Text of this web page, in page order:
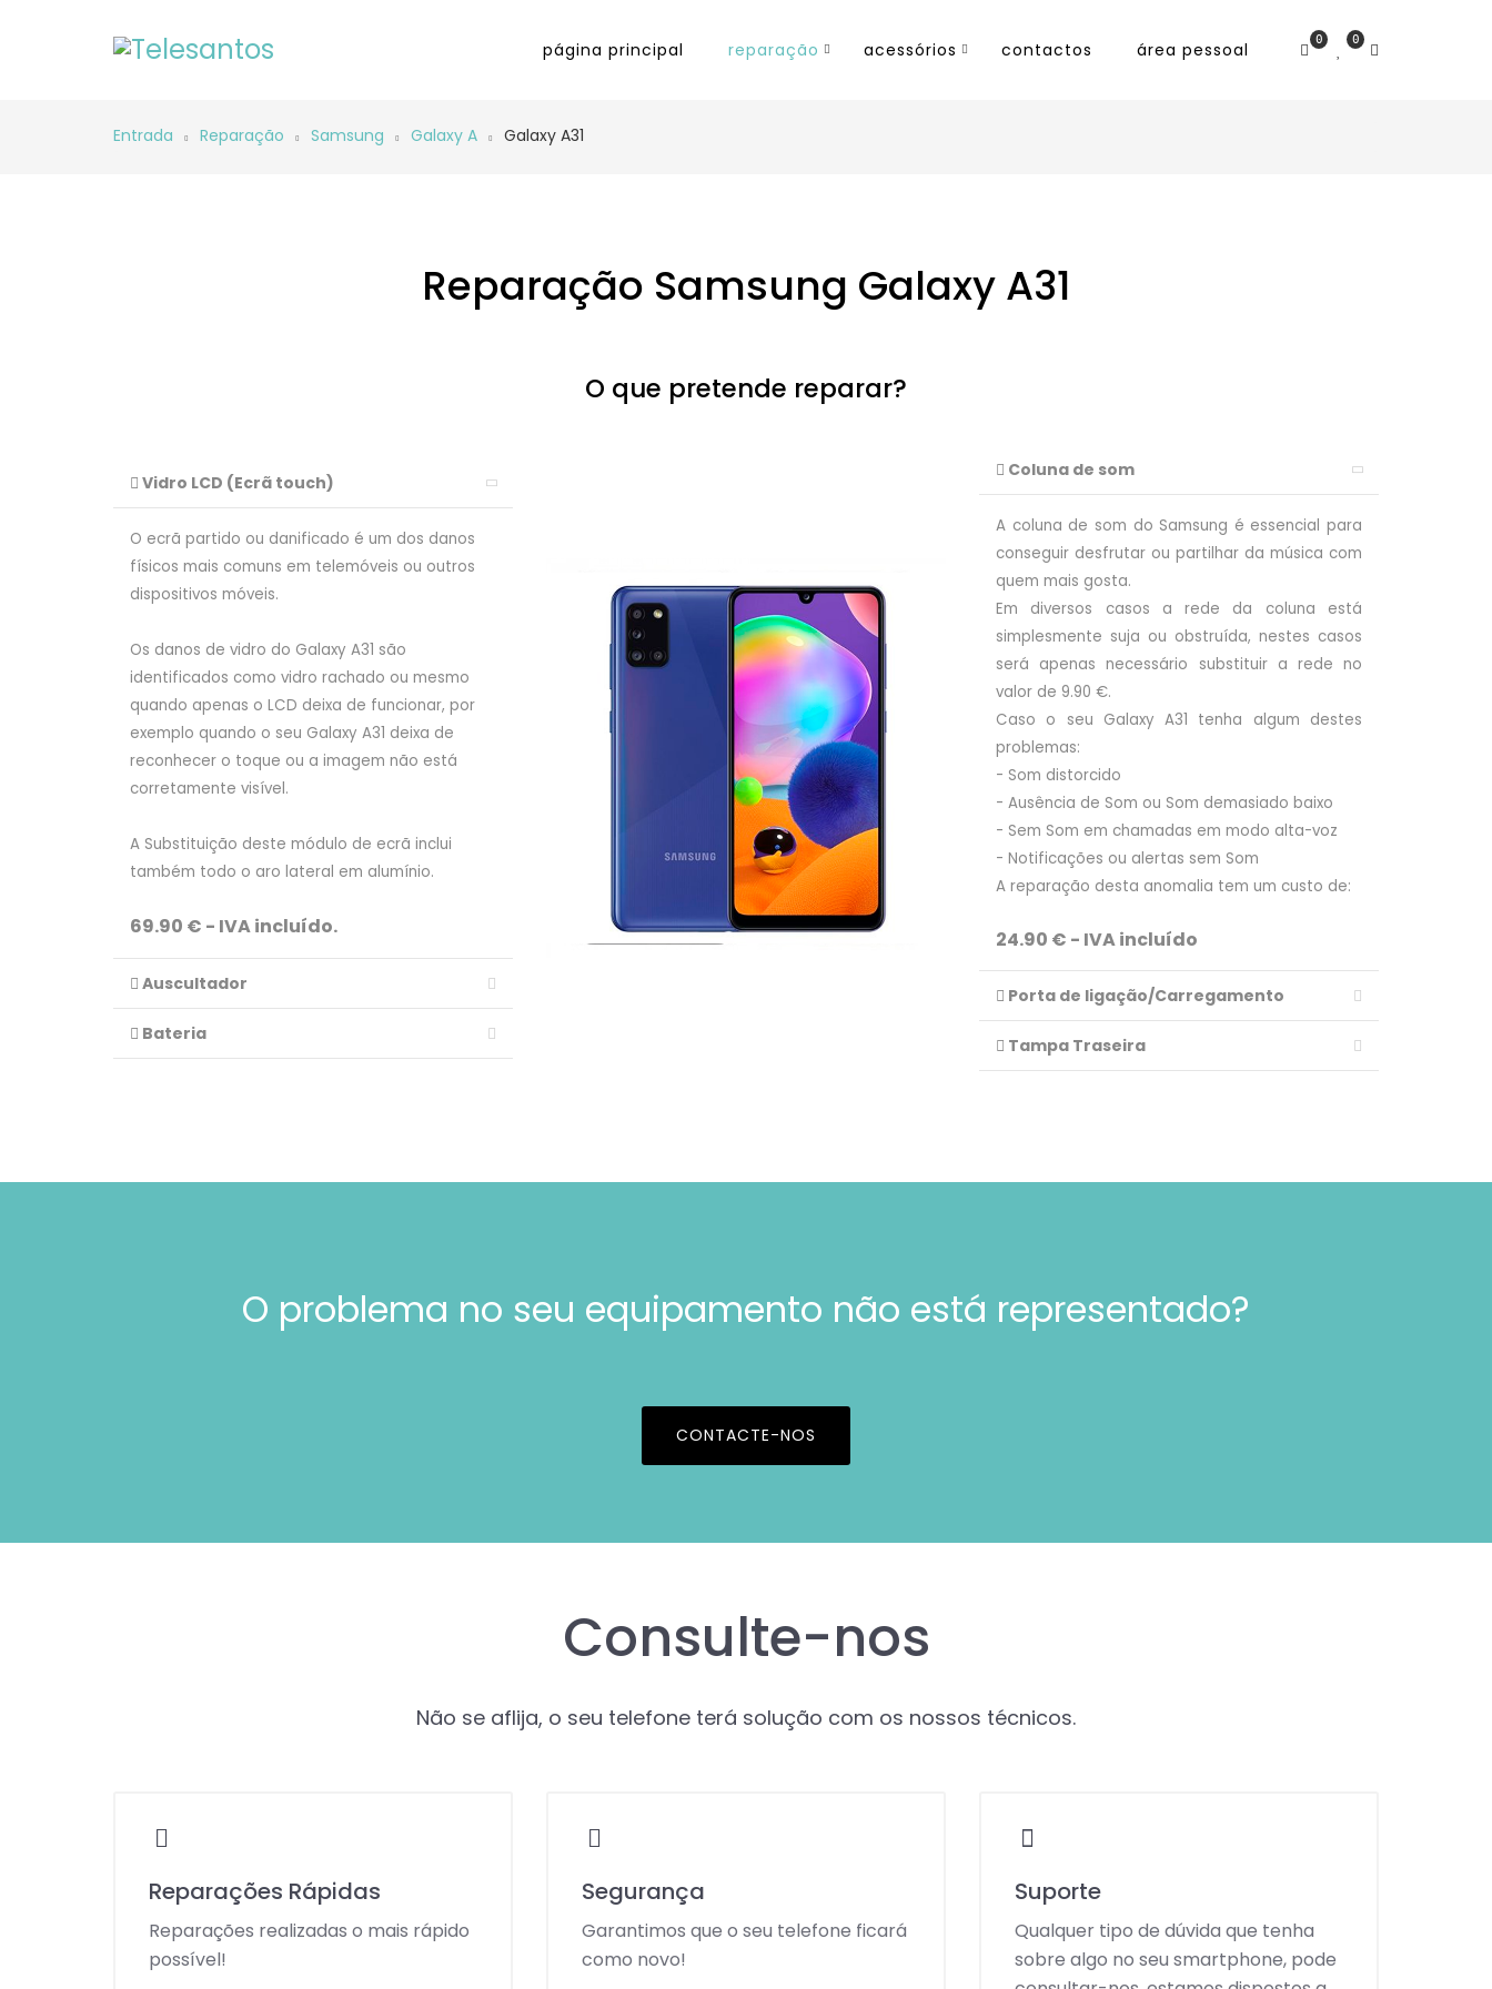
página principal reparação acessórios contactos área pessoal 0 0
Entrada Reparação Samsung Galaxy A Galaxy A31
Reparação Samsung Galaxy A31
O que pretende reparar?
Vidro LCD (Ecrã touch)
O ecrã partido ou danificado é um dos danos
físicos mais comuns em telemóveis ou outros
dispositivos móveis.
Os danos de vidro do Galaxy A31 são
identificados como vidro rachado ou mesmo
quando apenas o LCD deixa de funcionar, por
exemplo quando o seu Galaxy A31 deixa de
reconhecer o toque ou a imagem não está
corretamente visível.
A Substituição deste módulo de ecrã inclui
também todo o aro lateral em alumínio.
69.90 € - IVA incluído.
Auscultador
Bateria
Coluna de som
A coluna de som do Samsung é essencial para
conseguir desfrutar ou partilhar da música com
quem mais gosta.
Em diversos casos a rede da coluna está
simplesmente suja ou obstruída, nestes casos
será apenas necessário substituir a rede no
valor de 9.90 €.
Caso o seu Galaxy A31 tenha algum destes
problemas:
- Som distorcido
- Ausência de Som ou Som demasiado baixo
- Sem Som em chamadas em modo alta-voz
- Notificações ou alertas sem Som
A reparação desta anomalia tem um custo de:
24.90 € - IVA incluído
Porta de ligação/Carregamento
Tampa Traseira
O problema no seu equipamento não está representado?
CONTACTE-NOS
Consulte-nos
Não se aflija, o seu telefone terá solução com os nossos técnicos.
Reparações Rápidas
Reparações realizadas o mais rápido
possível!
Segurança
Garantimos que o seu telefone ficará
como novo!
Suporte
Qualquer tipo de dúvida que tenha
sobre algo no seu smartphone, pode